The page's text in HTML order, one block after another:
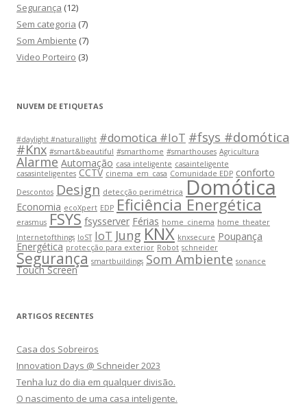
Segurança (12)
Sem categoria (7)
Som Ambiente (7)
Video Porteiro (3)
NUVEM DE ETIQUETAS
#daylight #naturallight #domotica #IoT #fsys #domótica
#Knx #smart&beautiful #smarthome #smarthouses Agricultura
Alarme Automação casa inteligente casainteligente
casasinteligentes CCTV cinema_em_casa Comunidade EDP conforto
Descontos Design detecção perimétrica Domótica
Economia ecoXpert EDP Eficiência Energética
erasmus FSYS fsysserver Férias home_cinema home_theater
Internetofthings IoST IoT Jung KNX knxsecure Poupança
Energética protecção para exterior Robot schneider
Segurança smartbuildings Som Ambiente sonance
Touch Screen
ARTIGOS RECENTES
Casa dos Sobreiros
Innovation Days @ Schneider 2023
Tenha luz do dia em qualquer divisão.
O nascimento de uma casa inteligente.